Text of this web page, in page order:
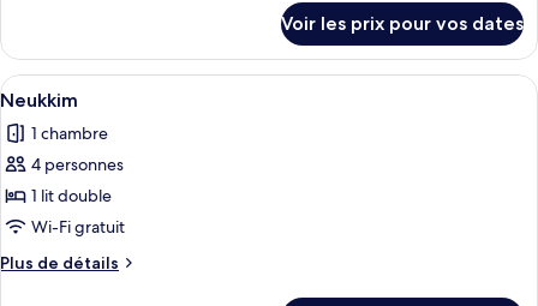
Sarang
le
type
de
Sarang
Voir les prix pour vos dates
Afficher
toutes
les
photos
pour
ce
type
de
Une chambre dotée d’une porte-
4
Neukkim
1 chambre
4 personnes
1 lit double
Wi-Fi gratuit
Plus de détails
Plus